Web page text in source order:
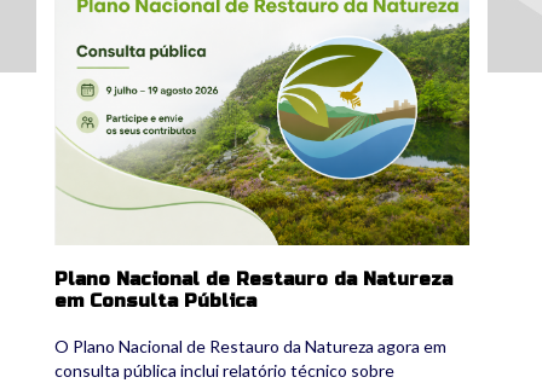
Plano Nacional de Restauro da Natureza
em Consulta Pública
O Plano Nacional de Restauro da Natureza agora em
consulta pública inclui relatório técnico sobre